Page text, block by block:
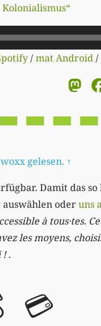
/mat Android/
gelesen. ↑
Damit das
oderuns
à tous·tes.
les moyens,
! .
💳